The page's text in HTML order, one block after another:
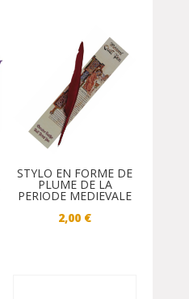
STYLO EN FORME DE
PLUME DE LA
PERIODE MEDIEVALE
2,00 €